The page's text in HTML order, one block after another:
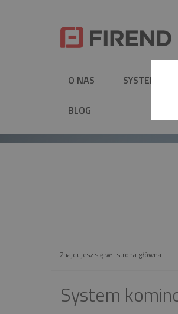
O NAS SYSTEMY
BLOG
Znajdujesz się w: strona główna
System